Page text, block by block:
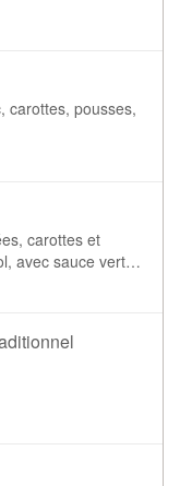
carottes, pousses,
carottes et
avec sauce verte.